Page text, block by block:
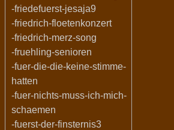
-friedefuerst-jesaja9
-friedrich-floetenkonzert
-friedrich-merz-song
-fruehling-senioren
-fuer-die-die-keine-stimme-
hatten
-fuer-nichts-muss-ich-mich-
schaemen
-fuerst-der-finsternis3